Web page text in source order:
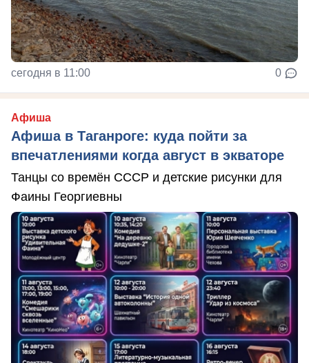
сегодня в 11:00 0
Афиша
Афиша в Таганроге: куда пойти за
впечатлениями когда август в экваторе
Танцы со времён СССР и детские рисунки для
Фаины Георгиевны